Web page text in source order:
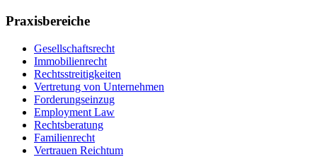
Praxisbereiche
Gesellschaftsrecht
Immobilienrecht
Rechtsstreitigkeiten
Vertretung von Unternehmen
Forderungseinzug
Employment Law
Rechtsberatung
Familienrecht
Vertrauen Reichtum